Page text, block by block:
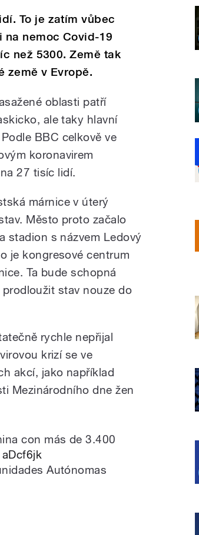
To je zatím vůbec
na nemoc Covid-19
než 5300. Země tak
země v Evropě.
oblasti patří
ale taky hlavní
BBC celkově ve
koronavirem
27 tisíc lidí.
márnice v úterý
Město proto začalo
stadion s názvem Ledový
je kongresové centrum
Ta bude schopná
stav nouze do
rychle nepřijal
krizí se ve
akcí, jako například
Mezinárodního dne žen
con más de 3.400
Autónomas